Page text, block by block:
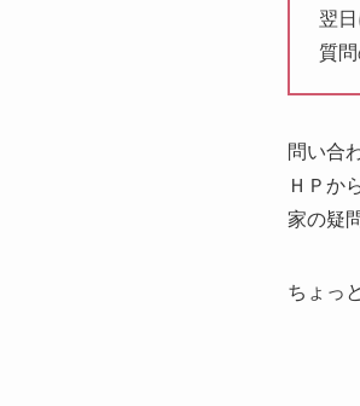
翌
質
問い合
ＨＰか
家の疑
ちょっ